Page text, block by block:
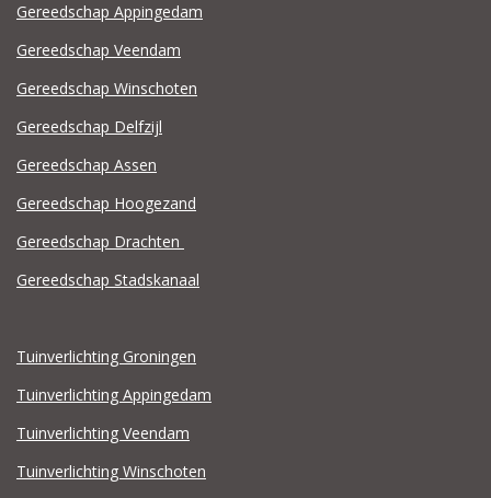
Gereedschap Appingedam
Gereedschap Veendam
Gereedschap Winschoten
Gereedschap Delfzijl
Gereedschap Assen
Gereedschap Hoogezand
Gereedschap Drachten
Gereedschap Stadskanaal
Tuinverlichting Groningen
Tuinverlichting Appingedam
Tuinverlichting Veendam
Tuinverlichting Winschoten